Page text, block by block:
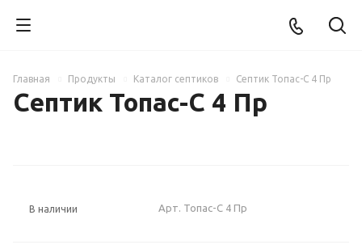
Главная Продукты Каталог септиков Септик Топас-С 4 Пр
Септик Топас-С 4 Пр
В наличии Арт. Топас-С 4 Пр